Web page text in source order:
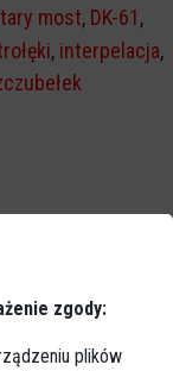
most, DK-61,
, interpelacja,
zgody:
plików